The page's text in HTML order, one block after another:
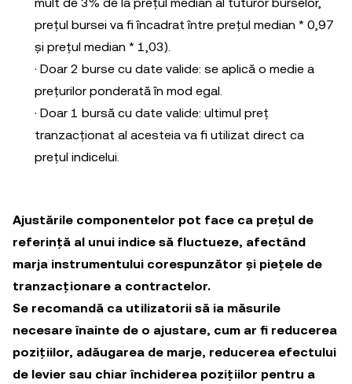
prețul bursei va fi încadrat între prețul median * 0,97
și prețul median * 1,03).
· Doar 2 burse cu date valide: se aplică o medie a
prețurilor ponderată în mod egal.
· Doar 1 bursă cu date valide: ultimul preț
tranzacționat al acesteia va fi utilizat direct ca
prețul indicelui.
Ajustările componentelor pot face ca prețul de
referință al unui indice să fluctueze, afectând
marja instrumentului corespunzător și piețele de
tranzacționare a contractelor.
Se recomandă ca utilizatorii să ia măsurile
necesare înainte de o ajustare, cum ar fi reducerea
pozițiilor, adăugarea de marje, reducerea efectului
de levier sau chiar închiderea pozițiilor pentru a